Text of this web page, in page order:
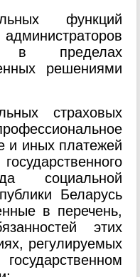
функций
в пределах
решениями
страховых
и иных платежей
социальной
Беларусь
в перечень,
этих
регулируемых